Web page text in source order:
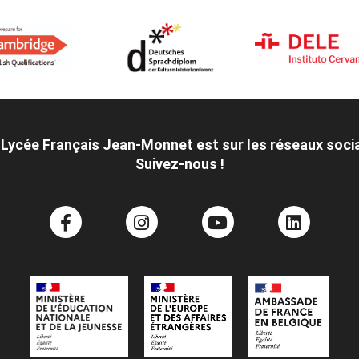
Français Jean-Monnet est sur les réseaux
Suivez-nous !